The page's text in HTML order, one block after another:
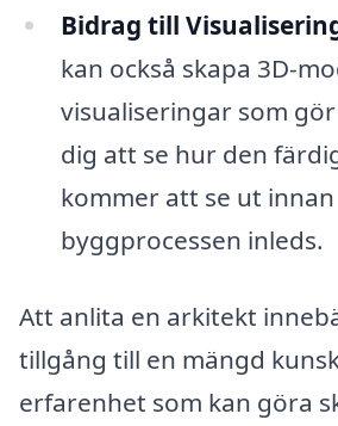
Bidrag till
kan också skapa 3D-
visualiseringar som
dig att se hur den
kommer att se ut innan
byggprocessen inleds.
Att anlita en arkitekt
tillgång till en mängd
erfarenhet som kan göra